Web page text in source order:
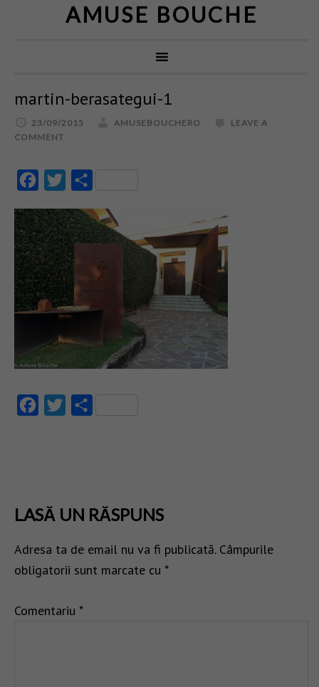
AMUSE BOUCHE
martin-berasategui-1
23/09/2015 AMUSEBOUCHERO
LEAVE A
COMMENT
FacebookTwitter
FacebookTwitter
LASĂ UN RĂSPUNS
Adresa ta de email nu va fi publicată. Câmpurile
obligatorii sunt marcate cu *
Comentariu *